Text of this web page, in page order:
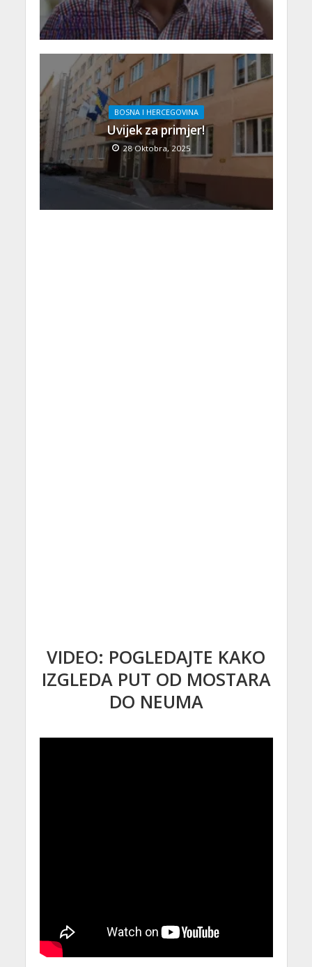
BOSNA I HERCEGOVINA
Uvijek za primjer!
28 Oktobra, 2025
VIDEO: POGLEDAJTE KAKO
IZGLEDA PUT OD MOSTARA
DO NEUMA